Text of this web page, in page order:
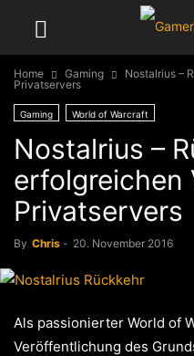
Home Gaming
Nostalrius –
Privatservers
Gaming World of Warcraft
Nostalrius –
erfolgreichen
Privatservers
By Chris - 20. November 2016
Als passionierter World of
Veröffentlichung des